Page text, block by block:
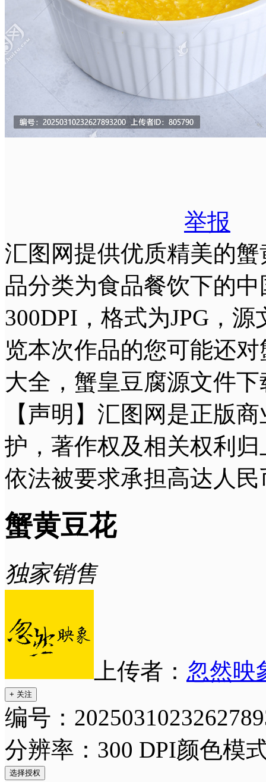
举报
汇图网提供优质精美的
品分类为食品餐饮下的
300DPI，格式为JPG，
览本次作品的您可能还
大全，蟹皇豆腐源文件
【声明】汇图网是正版
护，著作权及相关权利
依法被要求承担高达人
蟹黄豆花
独家销售
上传者： 忽然映
+ 关注
编号：
分辨率：300 DPI颜色模
选择授权